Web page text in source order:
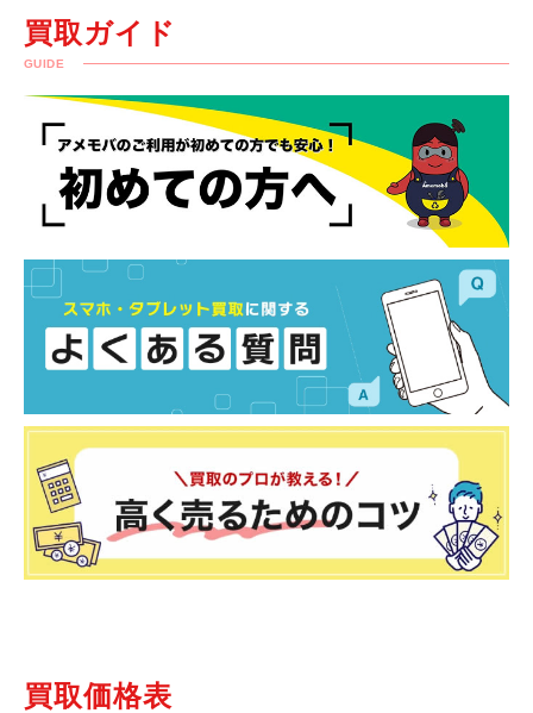
買取ガイド
GUIDE
買取価格表